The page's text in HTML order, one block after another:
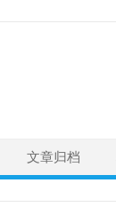
文章归档